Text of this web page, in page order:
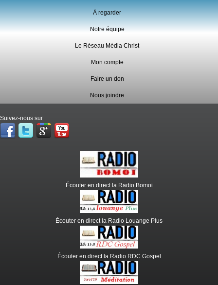
À regarder
Notre équipe
Le Réseau Média Christ
Mon compte
Faire un don
Nous joindre
Suivez-nous sur
Écouter en direct la Radio Bomoi
Écouter en direct la Radio Louange Plus
Écouter en direct la Radio RDC Gospel